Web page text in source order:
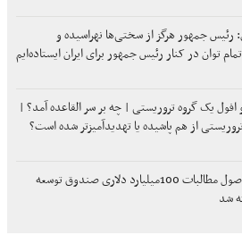
رئیس جمهور هرگز از سختی‌ها نهراسیده و
توان در کنار رئیس جمهور برای ایران ایستاده‌ایم
یک گروه تروریستی | چه بر سر القاعده آمد؟ |
تروریستی از هم پاشیده یا تهدیدآمیزتر شده است؟
نخستین گام وصول مطالبات 100میلیارد دلاری صندوق توسعه
شد